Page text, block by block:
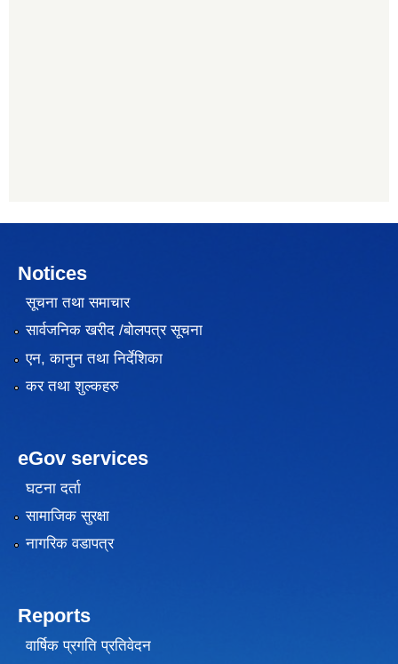
Notices
सूचना तथा समाचार
सार्वजनिक खरीद /बोलपत्र सूचना
एन, कानुन तथा निर्देशिका
कर तथा शुल्कहरु
eGov services
घटना दर्ता
सामाजिक सुरक्षा
नागरिक वडापत्र
Reports
वार्षिक प्रगति प्रतिवेदन